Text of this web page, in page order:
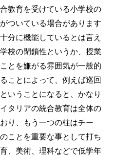
教育を受けている小学校の
ついている場合があります
分に機能しているとは言え
校の閉鎖性というか、授業
とを嫌がる雰囲気が一般的
ことによって、例えば巡回
いうことになると、かなり
タリアの統合教育は全体の
り、もう一つの柱はチー
ことを重要な事として打ち
、美術、理科などで低学年